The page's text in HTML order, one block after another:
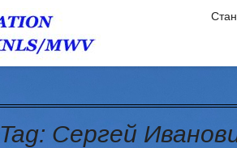
Tag: Сергей